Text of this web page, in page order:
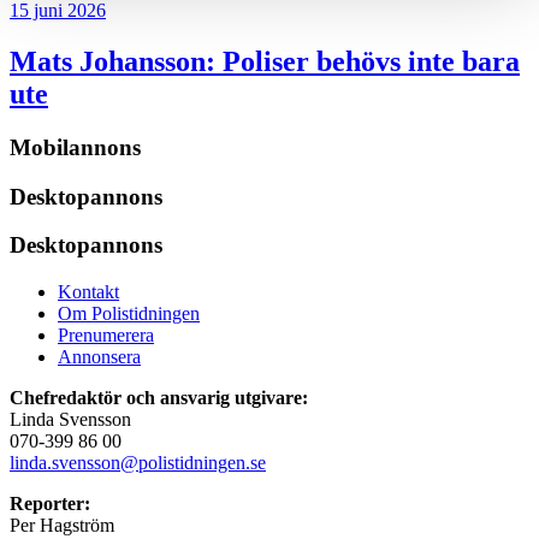
15 juni 2026
Mats Johansson: Poliser behövs inte bara
ute
Mobilannons
Desktopannons
Desktopannons
Kontakt
Om Polistidningen
Prenumerera
Annonsera
Chefredaktör och ansvarig utgivare:
Linda Svensson
070-399 86 00
linda.svensson@polistidningen.se
Reporter:
Per Hagström